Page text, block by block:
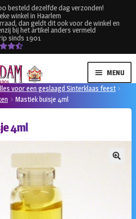
besteld dezelfde dag verzonden!
winkel in Haarlem
dan geldt dit ook voor de winkel en
bij het artikel anders vermeld
sinds 1901
MENU
voor een geslaagd Sinterklaas feest
Mastiek buisje 4ml
4ml